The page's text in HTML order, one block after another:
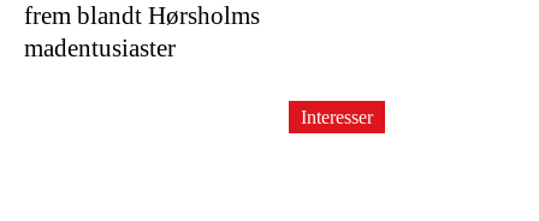
frem blandt Hørsholms
madentusiaster
Interesser